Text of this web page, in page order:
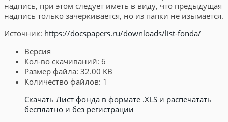
надпись, при этом следует иметь в виду, что предыдущая
надпись только зачеркивается, но из папки не изымается.
Источник: https://docspapers.ru/downloads/list-fonda/
Версия
Кол-во скачиваний: 6
Размер файла: 32.00 KB
Количество файлов: 1
Скачать Лист фонда в формате .XLS и распечатать
бесплатно и без регистрации